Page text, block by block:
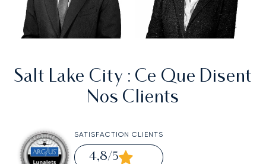
Salt Lake City : Ce Que Disent
Nos Clients
SATISFACTION CLIENTS
4,8/5